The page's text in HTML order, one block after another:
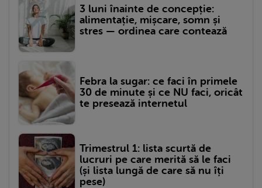
3 luni înainte de concepție:
alimentație, mișcare, somn și
stres — ordinea care contează
Febra la sugar: ce faci în primele
30 de minute și ce NU faci, oricât
te presează internetul
Trimestrul 1: lista scurtă de
lucruri pe care merită să le faci
(și lista lungă de care să nu îți
pese)